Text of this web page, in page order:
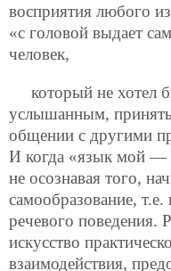
восприятия любого
«с головой выдает
человек,
который не хотел
услышанным,
общении с другими
И когда «язык мой —
не осознавая того,
самообразование,
речевого поведения.
искусство
взаимодействия,